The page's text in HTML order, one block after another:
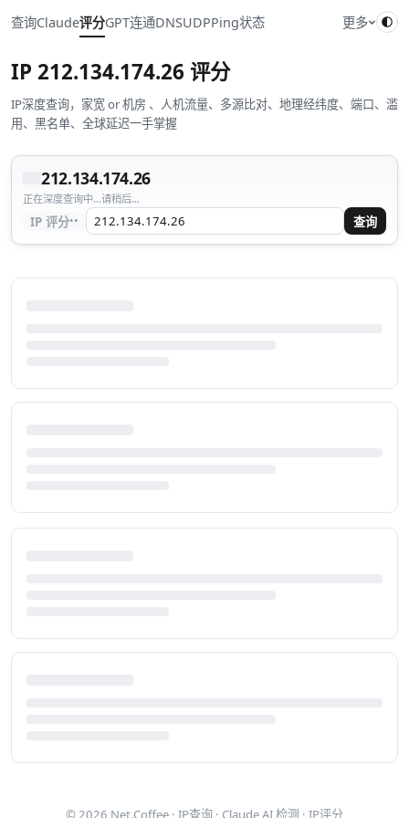
查询Claude评分GPT连通DNSUDPPing状态 更多
IP 212.134.174.26 评分
IP深度查询，家宽 or 机房 、人机流量、多源比对、地理经纬度、端口、滥
用、黑名单、全球延迟一手掌握
212.134.174.26
正在深度查询中...请稍后...
IP 评分·· 查询
© 2026 Net.Coffee · IP查询 · Claude AI 检测 · IP评分